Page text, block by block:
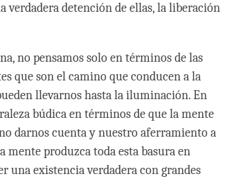
verdadera detención de ellas, la liberación
no pensamos solo en términos de las
que son el camino que conducen a la
llevarnos hasta la iluminación. En
búdica en términos de que la mente
darnos cuenta y nuestro aferramiento a
mente produzca toda esta basura en
una existencia verdadera con grandes